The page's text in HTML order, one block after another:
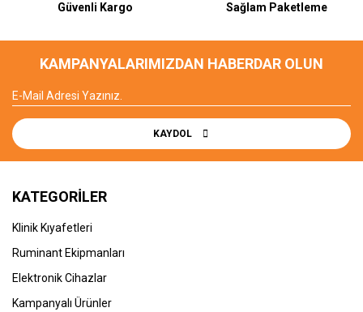
Güvenli Kargo Sağlam Paketleme
KAMPANYALARIMIZDAN HABERDAR OLUN
KAYDOL
KATEGORİLER
Klinik Kıyafetleri
Ruminant Ekipmanları
Elektronik Cihazlar
Kampanyalı Ürünler